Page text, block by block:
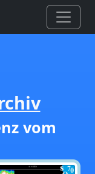
vom